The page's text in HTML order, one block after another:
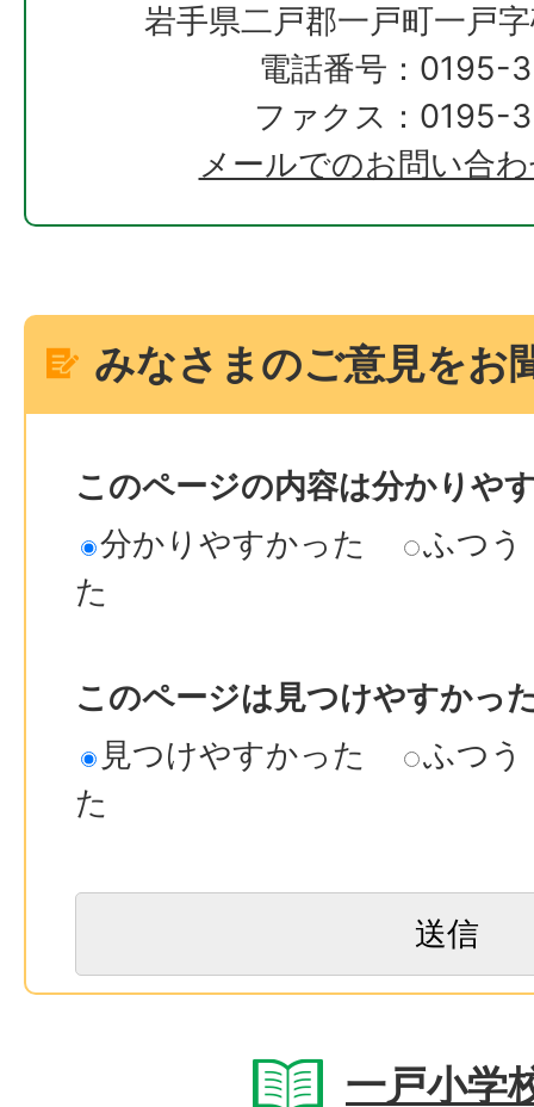
岩手県二戸郡一戸町一戸
電話番号：0195-
ファクス：0195-
メールでのお問い合
みなさまのご意見をお
このページの内容は分かりや
分かりやすかった
ふつう
た
このページは見つけやすかっ
見つけやすかった
ふつう
た
一戸小学